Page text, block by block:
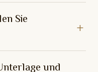
Sie
und